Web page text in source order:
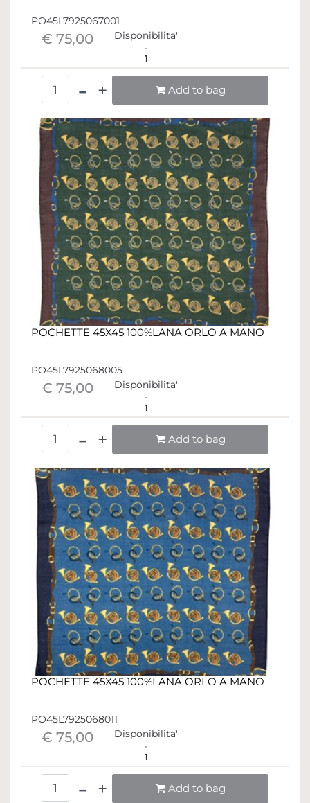
PO45L7925067001
€ 75,00 Disponibilita'
1
Add to bag
POCHETTE 45X45 100%LANA ORLO A MANO
PO45L7925068005
€ 75,00 Disponibilita'
1
Add to bag
POCHETTE 45X45 100%LANA ORLO A MANO
PO45L7925068011
€ 75,00 Disponibilita'
1
Add to bag